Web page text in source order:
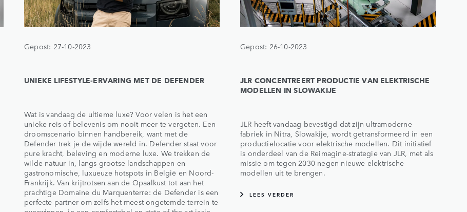
Gepost: 27-10-2023
UNIEKE LIFESTYLE-ERVARING MET DE DEFENDER
Wat is vandaag de ultieme luxe? Voor velen is het een
unieke reis of belevenis om nooit meer te vergeten. Een
droomscenario binnen handbereik, want met de
Defender trek je de wijde wereld in. Defender staat voor
pure kracht, beleving en moderne luxe. We trekken de
wilde natuur in, langs grootse landschappen en
gastronomische, luxueuze hotspots in België en Noord-
Frankrijk. Van krijtrotsen aan de Opaalkust tot aan het
prachtige Domaine du Marquenterre: de Defender is een
perfecte partner om zelfs het meest ongetemde terrein te
Gepost: 26-10-2023
JLR CONCENTREERT PRODUCTIE VAN ELEKTRISCHE
MODELLEN IN SLOWAKIJE
JLR heeft vandaag bevestigd dat zijn ultramoderne
fabriek in Nitra, Slowakije, wordt getransformeerd in een
productielocatie voor elektrische modellen. Dit initiatief
is onderdeel van de Reimagine-strategie van JLR, met als
missie om tegen 2030 negen nieuwe elektrische
modellen uit te brengen.
LEES VERDER